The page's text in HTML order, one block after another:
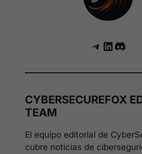
Telegram
LinkedIn
CYBERSECUREFOX
TEAM
El equipo editorial de
cubre noticias de